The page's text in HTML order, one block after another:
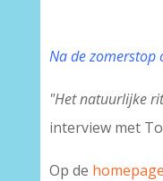
Na de zomerstop
"Het natuurlijke
interview met
Op de homepage